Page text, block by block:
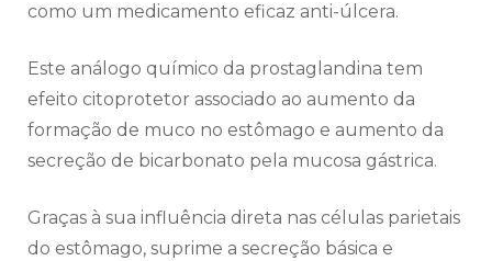
como um medicamento eficaz anti-úlcera.
Este análogo químico da prostaglandina tem
efeito citoprotetor associado ao aumento da
formação de muco no estômago e aumento da
secreção de bicarbonato pela mucosa gástrica.
Graças à sua influência direta nas células parietais
do estômago, suprime a secreção básica e